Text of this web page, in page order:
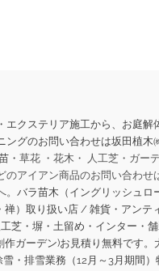
エクステリア施工から、お庭解
ングのお問い合わせは坂田植木
・ 草花 ・花木・ 人工芝・ガー
のアイアン商品のお問い合わせ
バラ苗木（イングリッシュロ
禅）取り扱い店 / 雑貨・アンテ
芝・塀・土留め・インター・
作ガーデン)お見積り無料です。
・排雪業務（12月～3月期間）